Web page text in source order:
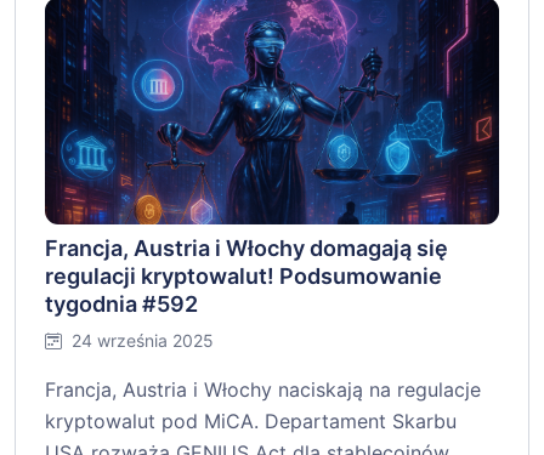
Francja, Austria i Włochy domagają się
regulacji kryptowalut! Podsumowanie
tygodnia #592
24 września 2025
Francja, Austria i Włochy naciskają na regulacje
kryptowalut pod MiCA. Departament Skarbu